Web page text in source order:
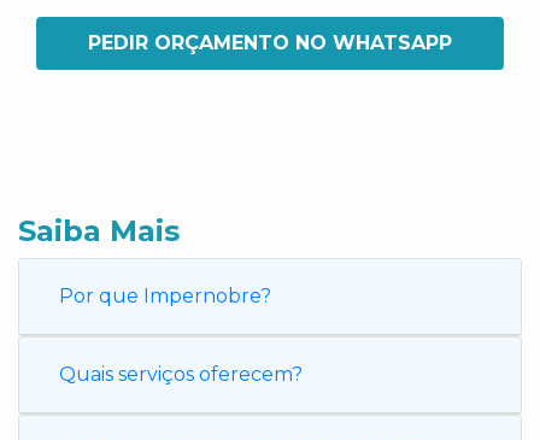
PEDIR ORÇAMENTO NO WHATSAPP
Saiba Mais
Por que Impernobre?
Quais serviços oferecem?